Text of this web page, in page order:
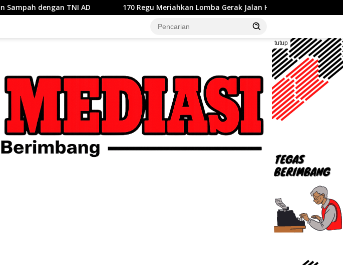
170 Regu Meriahkan Lomba Gerak Jalan Hari Jadi ke-76 Kabupaten Bekasi, Plt Bupati
tutup